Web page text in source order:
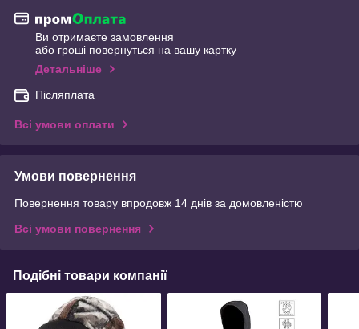
Ви отримаєте замовлення
або гроші повернуться на вашу картку
Детальніше
Післяплата
Всі умови оплати
Умови повернення
Повернення товару впродовж 14 днів за домовленістю
Всі умови повернення
Подібні товари компанії